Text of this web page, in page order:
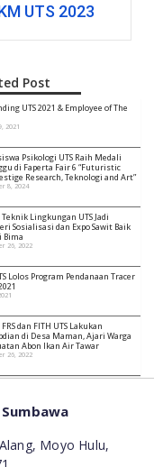
UTS 2023
Post
UTS 2021 & Employee of The
2021
Psikologi UTS Raih Medali
di Faperta Fair 6 “Futuristic
Research, Teknologi and Art”
8, 2024
Lingkungan UTS Jadi
Sosialisasi dan Expo Sawit Baik
Bima
26, 2022
Lolos Program Pendanaan Tracer
dan FITH UTS Lakukan
di Desa Maman, Ajari Warga
Abon Ikan Air Tawar
26, 2022
Moyo Hulu,